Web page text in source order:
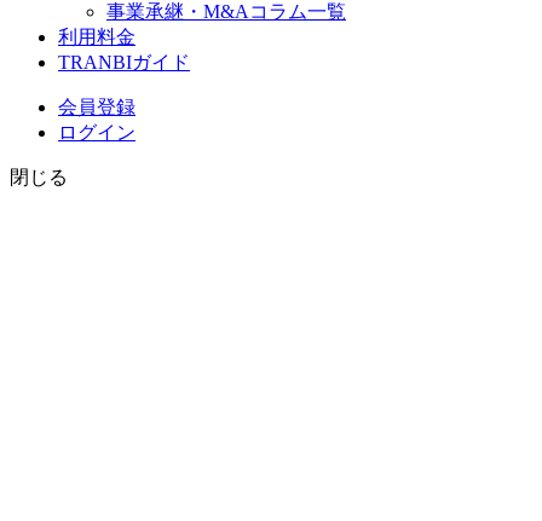
事業承継・M&Aコラム一覧
利用料金
TRANBIガイド
会員登録
ログイン
閉じる